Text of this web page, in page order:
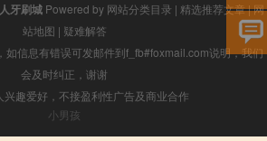
牙刷城 Powered by 网站分类目录 | 精选推荐文章|网
站地图 | 疑难解答
如信息有错误可发邮件到f_fb#foxmail.com说明，我们
会及时纠正，谢谢
兴趣爱好，不接盈利性广告及商业合作
小男孩